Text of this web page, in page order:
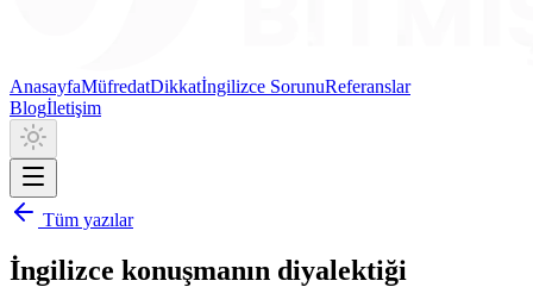
AnasayfaMüfredatDikkatİngilizce SorunuReferanslar
Blogİletişim
Tüm yazılar
İngilizce konuşmanın diyalektiği